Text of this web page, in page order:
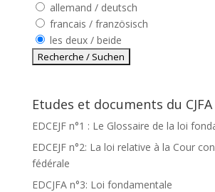
allemand / deutsch
francais / französisch
les deux / beide
Etudes et documents du CJFA
EDCEJF n°1 : Le Glossaire de la loi
EDCEJF n°2: La loi relative à la Cour
fédérale
EDCJFA n°3: Loi fondamentale